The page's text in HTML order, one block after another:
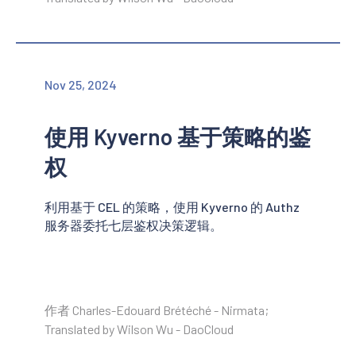
Nov 25, 2024
使用 Kyverno 基于策略的鉴
权
利用基于 CEL 的策略，使用 Kyverno 的 Authz
服务器委托七层鉴权决策逻辑。
作者 Charles-Edouard Brétéché - Nirmata;
Translated by Wilson Wu - DaoCloud